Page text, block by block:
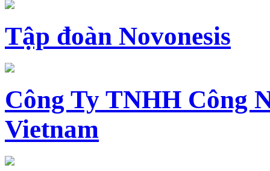
Tập đoàn Novonesis
Công Ty TNHH Công
Vietnam